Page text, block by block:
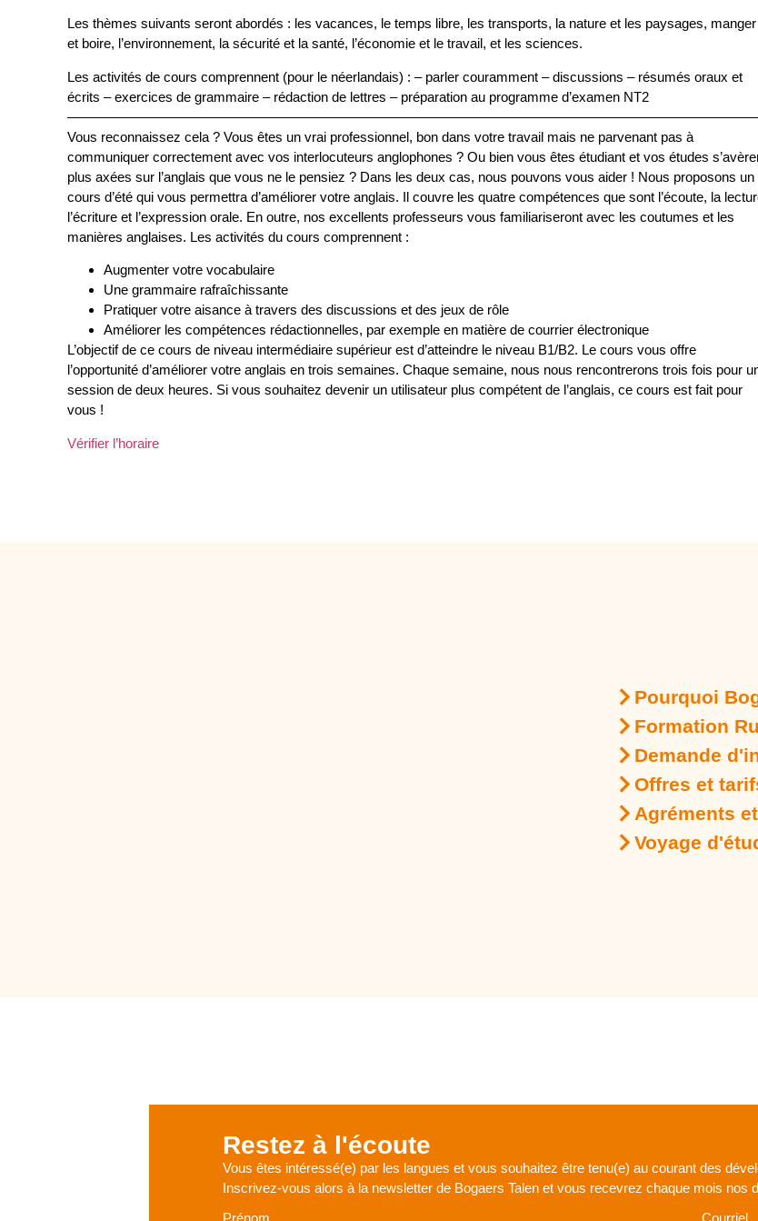
Les thèmes suivants seront abordés : les vacances, le temps libre, les transports, la nature et les paysages, manger
et boire, l’environnement, la sécurité et la santé, l’économie et le travail, et les sciences.
Les activités de cours comprennent (pour le néerlandais) : – parler couramment – discussions – résumés oraux et
écrits – exercices de grammaire – rédaction de lettres – préparation au programme d’examen NT2
Vous reconnaissez cela ? Vous êtes un vrai professionnel, bon dans votre travail mais ne parvenant pas à
communiquer correctement avec vos interlocuteurs anglophones ? Ou bien vous êtes étudiant et vos études
plus axées sur l’anglais que vous ne le pensiez ? Dans les deux cas, nous pouvons vous aider ! Nous proposons un
cours d’été qui vous permettra d’améliorer votre anglais. Il couvre les quatre compétences que sont l’écoute, la
l’écriture et l’expression orale. En outre, nos excellents professeurs vous familiariseront avec les coutumes et les
manières anglaises. Les activités du cours comprennent :
Augmenter votre vocabulaire
Une grammaire rafraîchissante
Pratiquer votre aisance à travers des discussions et des jeux de rôle
Améliorer les compétences rédactionnelles, par exemple en matière de courrier électronique
L’objectif de ce cours de niveau intermédiaire supérieur est d’atteindre le niveau B1/B2. Le cours vous offre
l’opportunité d’améliorer votre anglais en trois semaines. Chaque semaine, nous nous rencontrerons trois fois pour
session de deux heures. Si vous souhaitez devenir un utilisateur plus compétent de l’anglais, ce cours est fait pour
vous !
Vérifier l’horaire
Pourquoi
Formation
Demande
Offres et
Agréments
Voyage
Restez à l'écoute
Vous êtes intéressé(e) par les langues et vous souhaitez être tenu(e) au courant des
Inscrivez-vous alors à la newsletter de Bogaers Talen et vous recevrez chaque mois nos
Prénom
Courriel